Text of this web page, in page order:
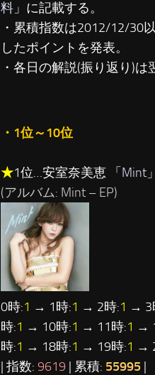
料 」に記載する。
・累積指数は2012/12/30
したポイントを発表。
・各日の解説(振り返り)は
・1位～10位
★1位…安室奈美恵 「 Mint 」
(アルバム: Mint – EP)
0時:1 → 1時:1 → 2時:1 → 3
時:1 → 10時:1 → 11時:1 →
時:1 → 18時:1 → 19時:1 →
| 指数: 9619 | 累積: 55995 |